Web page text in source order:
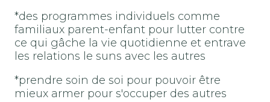
*des programmes individuels comme
familiaux parent-enfant pour lutter contre
ce qui gâche la vie quotidienne et entrave
les relations le suns avec les autres
*prendre soin de soi pour pouvoir être
mieux armer pour s'occuper des autres